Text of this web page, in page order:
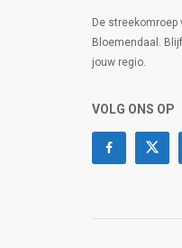
De streekomroep
Bloemendaal.
jouw regio.
VOLG ONS OP